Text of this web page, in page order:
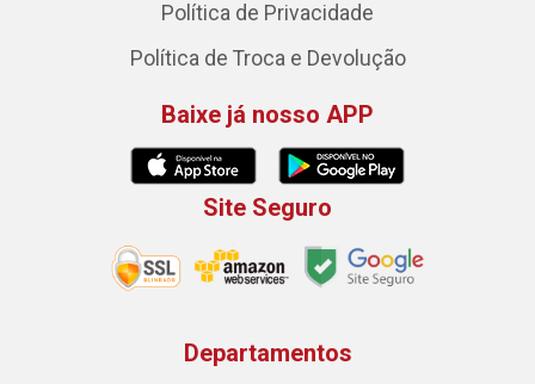
Política de Privacidade
Política de Troca e Devolução
Baixe já nosso APP
Site Seguro
Departamentos